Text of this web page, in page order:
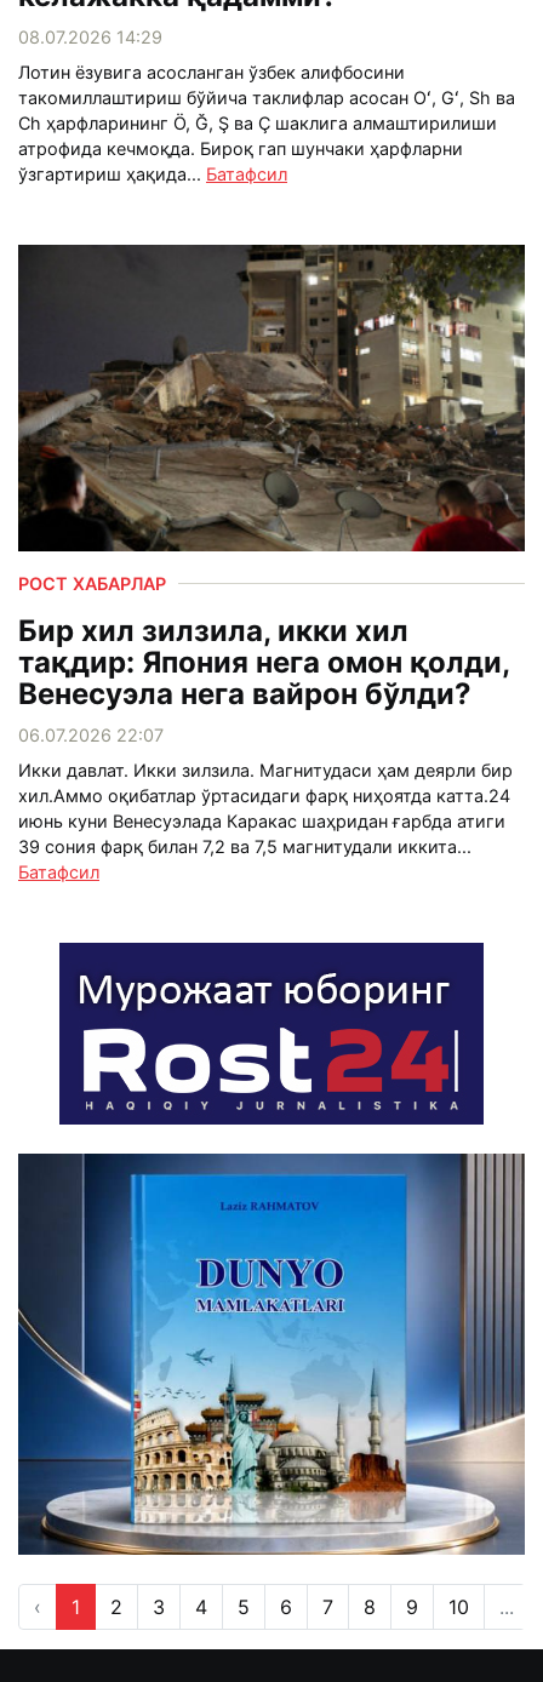
08.07.2026 14:29
Лотин ёзувига асосланган ўзбек алифбосини
такомиллаштириш бўйича таклифлар асосан Oʻ, Gʻ, Sh ва
Ch ҳарфларининг Ö, Ğ, Ş ва Ç шаклига алмаштирилиши
атрофида кечмоқда. Бироқ гап шунчаки ҳарфларни
ўзгартириш ҳақида... Батафсил
РОСТ ХАБАРЛАР
Бир хил зилзила, икки хил
тақдир: Япония нега омон қолди,
Венесуэла нега вайрон бўлди?
06.07.2026 22:07
Икки давлат. Икки зилзила. Магнитудаси ҳам деярли бир
хил.Аммо оқибатлар ўртасидаги фарқ ниҳоятда катта.24
июнь куни Венесуэлада Каракас шаҳридан ғарбда атиги
39 сония фарқ билан 7,2 ва 7,5 магнитудали иккита...
Батафсил
‹ 1 2 3 4 5 6 7 8 9 10 ...